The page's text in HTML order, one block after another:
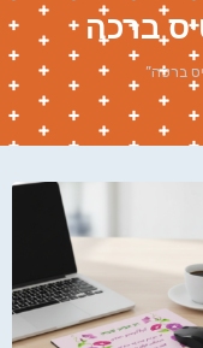
ברכה
ברכה”